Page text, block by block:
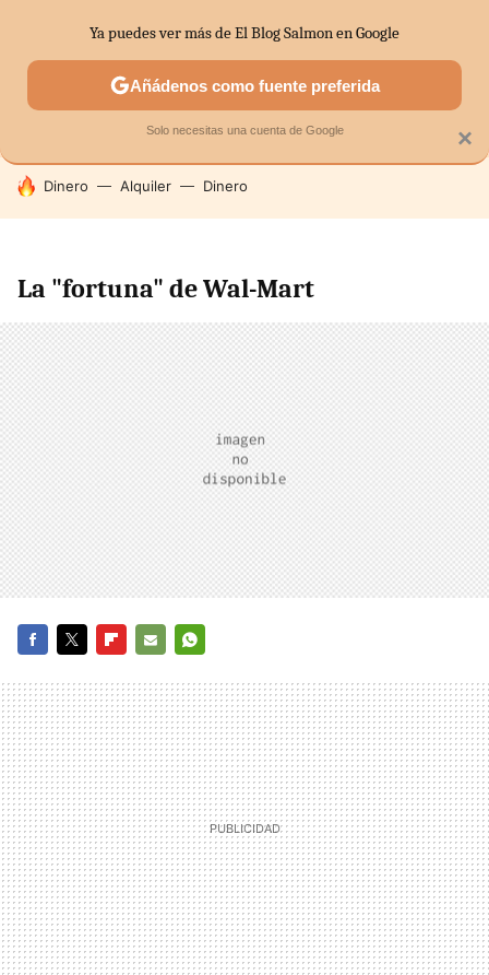
SECTORES ECONOMÍA DOMÉSTICA MERCADOS
HOY SE HABLA DE
Dinero Alquiler Dinero
La "fortuna" de Wal-Mart
MAIL
×
Ya puedes ver más de El Blog Salmon en Google
Añádenos como fuente preferida
Solo necesitas una cuenta de Google